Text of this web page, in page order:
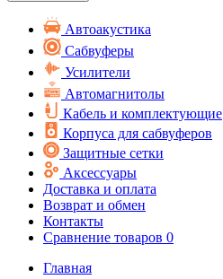
Автоакустика
Сабвуферы
Усилители
Автомагнитолы
Кабель и комплектующие
Корпуса для сабвуферов
Защитные сетки
Аксессуары
Доставка и оплата
Возврат и обмен
Контакты
Сравнение товаров 0
Главная